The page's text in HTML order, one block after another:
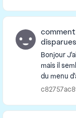
Bonjour J'ai fait la mise à jour de la semaine dernière,
mais il
du menu